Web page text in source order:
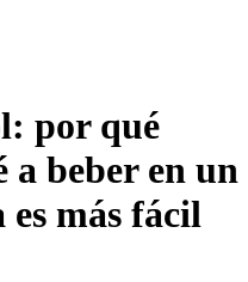
por qué
a beber en un
más fácil